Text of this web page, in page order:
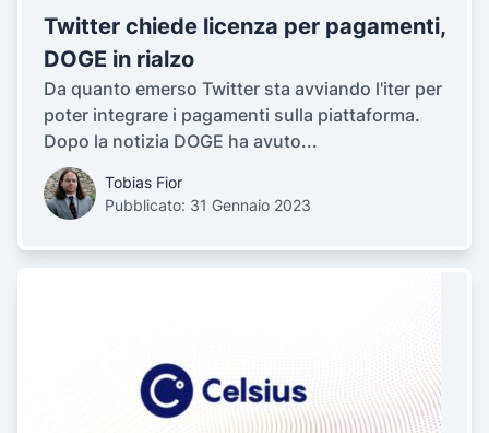
Twitter chiede licenza per pagamenti,
DOGE in rialzo
Da quanto emerso Twitter sta avviando l'iter per
poter integrare i pagamenti sulla piattaforma.
Dopo la notizia DOGE ha avuto...
Tobias Fior
Pubblicato: 31 Gennaio 2023